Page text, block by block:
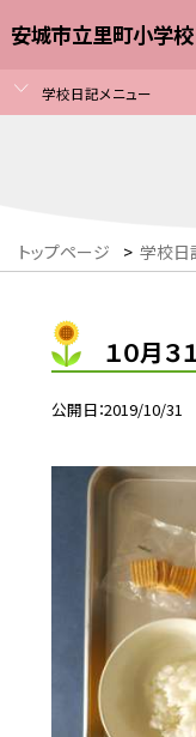
安城市立里町小学校
学校日記メニュー
トップページ > 学校日
１０月
公開日 2019/10/31